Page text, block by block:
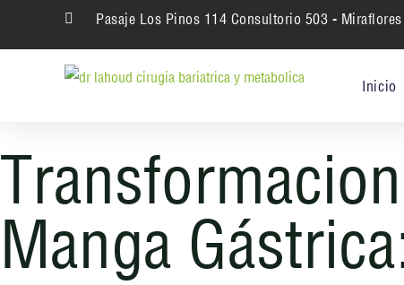
Pasaje Los Pinos 114 Consultorio 503 - Miraflores
Inicio
Manga